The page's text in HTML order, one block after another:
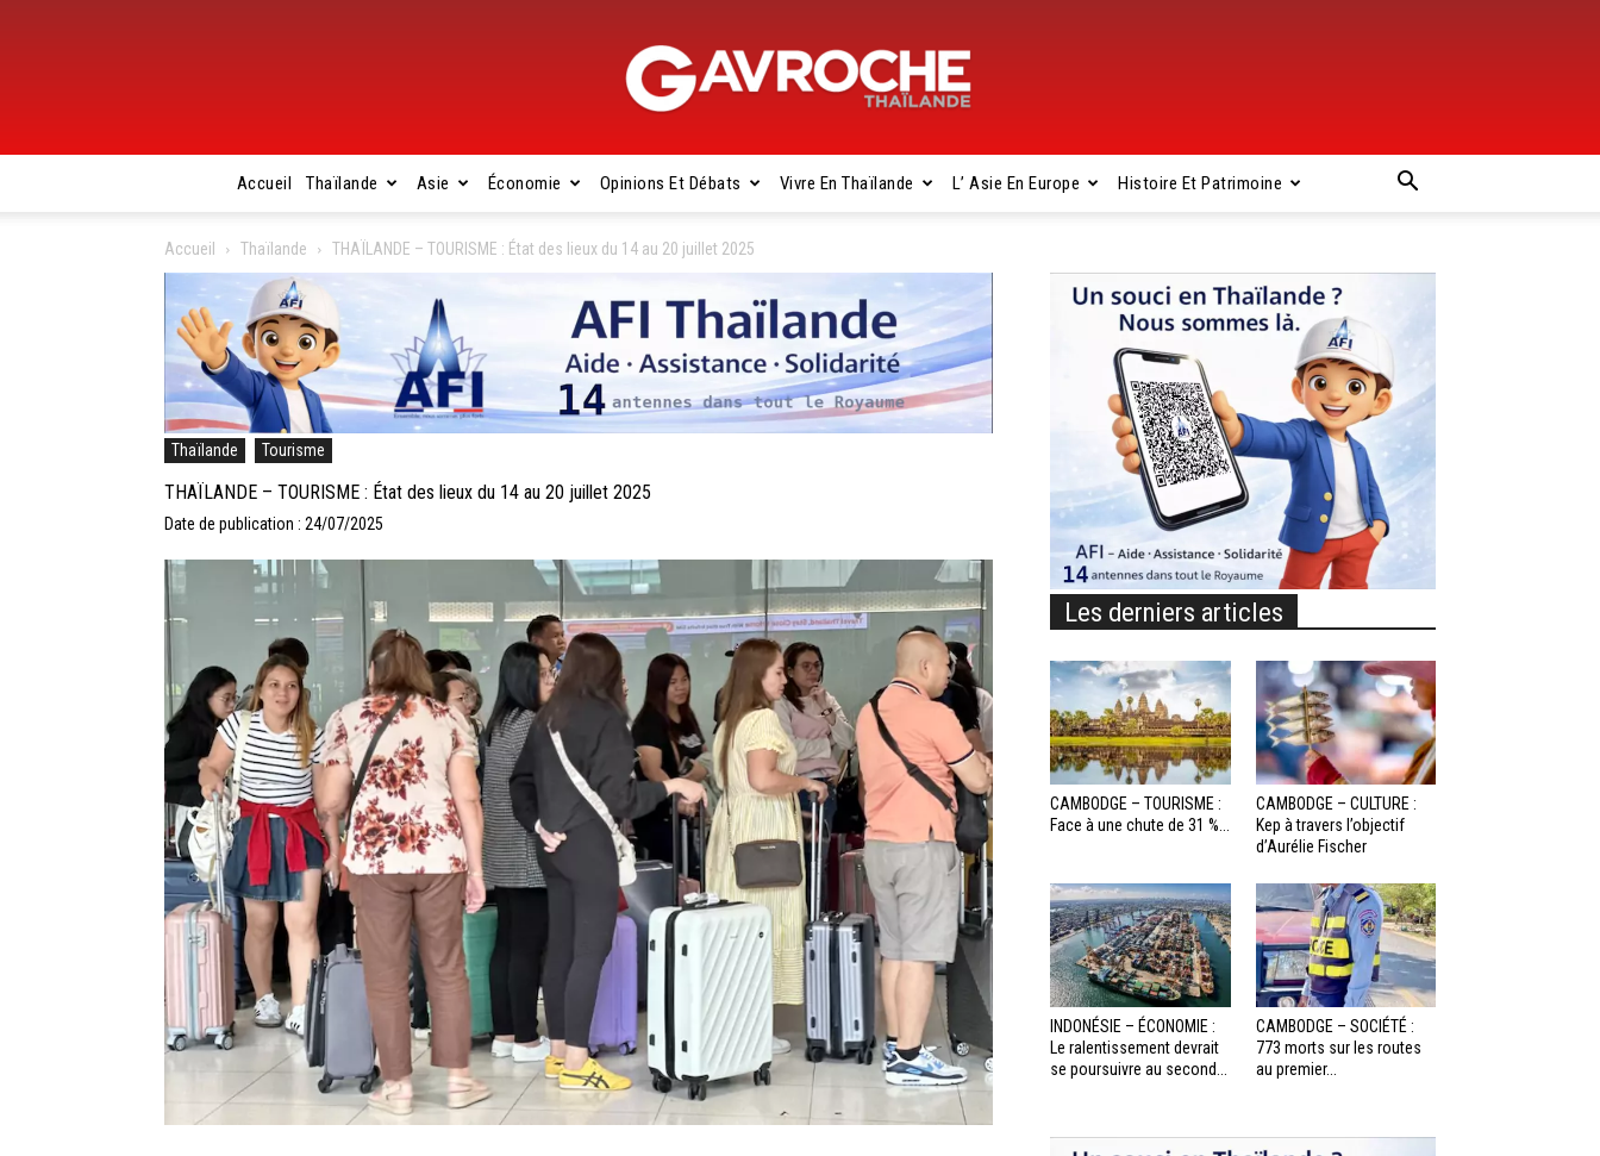
Gavroche
Thaïlande
Accueil Thaïlande Asie Économie Opinions Et Débats Vivre En Thaïlande L’ Asie En Europe Histoire Et Patrimoine
Accueil Thaïlande THAÏLANDE – TOURISME : État des lieux du 14 au 20 juillet 2025
Thaïlande Tourisme
THAÏLANDE – TOURISME : État des lieux du 14 au 20 juillet 2025
Date de publication : 24/07/2025
Les derniers articles
CAMBODGE – TOURISME :
Face à une chute de 31 %...
CAMBODGE – CULTURE :
Kep à travers l’objectif
d’Aurélie Fischer
INDONÉSIE – ÉCONOMIE :
Le ralentissement devrait
se poursuivre au second...
CAMBODGE – SOCIÉTÉ :
773 morts sur les routes
au premier...